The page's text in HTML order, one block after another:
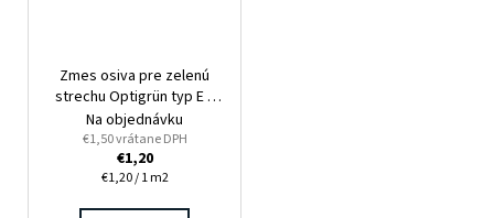
Zmes osiva pre zelenú
strechu Optigrün typ E 1
m²
Na objednávku
€1,50 vrátane DPH
€1,20
Jednotková
€1,20 / 1 m2